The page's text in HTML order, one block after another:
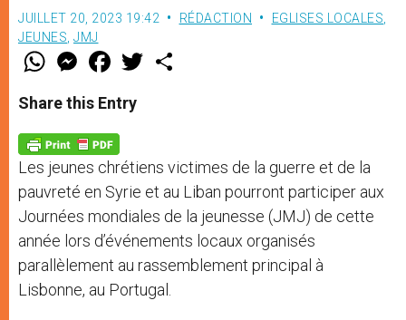
JUILLET 20, 2023 19:42 RÉDACTION EGLISES LOCALES
JEUNES JMJ
W
t
s
p
p
M
e
s
e
g
e
r
F
a
e
b
o
k
w
Share this Entry
Les jeunes chrétiens victimes de la guerre et de la
pauvreté en Syrie et au Liban pourront participer aux
Journées mondiales de la jeunesse (JMJ) de cette
année lors d’événements locaux organisés
parallèlement au rassemblement principal à
Lisbonne, au Portugal.